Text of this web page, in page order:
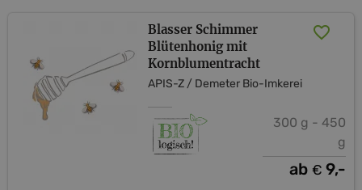
Blasser Schimmer
Blütenhonig mit
Kornblumentracht
APIS-Z / Demeter Bio-Imkerei
300 g - 450
g
ab € 9,-